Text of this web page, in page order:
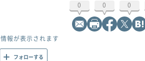
0 0 0
報が表示されます
フォローする